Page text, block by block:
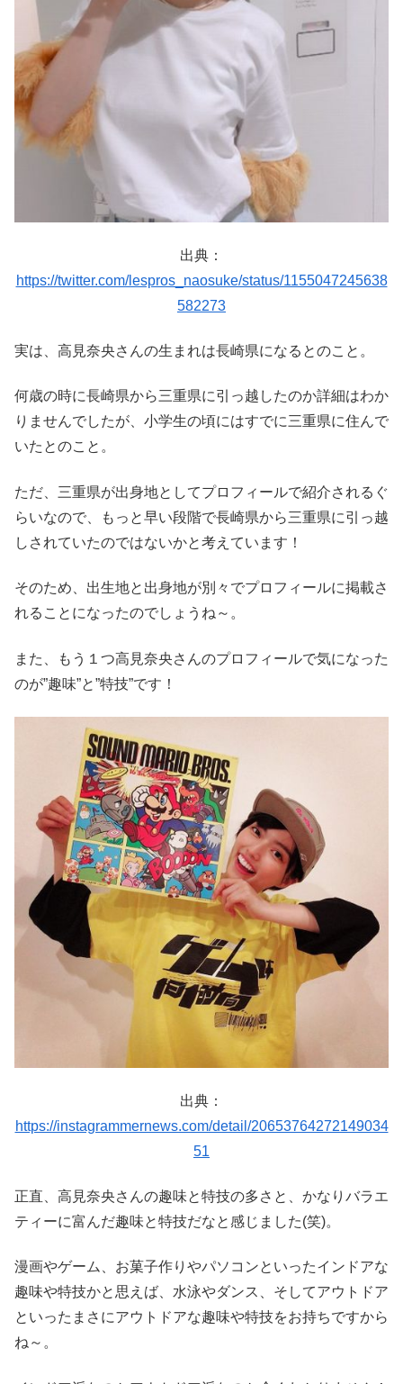
出典：
https://twitter.com/lespros_naosuke/status/1155047245638
582273
実は、高見奈央さんの生まれは長崎県になるとのこと。
何歳の時に長崎県から三重県に引っ越したのか詳細はわか
りませんでしたが、小学生の頃にはすでに三重県に住んで
いたとのこと。
ただ、三重県が出身地としてプロフィールで紹介されるぐ
らいなので、もっと早い段階で長崎県から三重県に引っ越
しされていたのではないかと考えています！
そのため、出生地と出身地が別々でプロフィールに掲載さ
れることになったのでしょうね～。
また、もう１つ高見奈央さんのプロフィールで気になった
のが”趣味”と”特技”です！
出典：
https://instagrammernews.com/detail/20653764272149034
51
正直、高見奈央さんの趣味と特技の多さと、かなりバラエ
ティーに富んだ趣味と特技だなと感じました(笑)。
漫画やゲーム、お菓子作りやパソコンといったインドアな
趣味や特技かと思えば、水泳やダンス、そしてアウトドア
といったまさにアウトドアな趣味や特技をお持ちですから
ね～。